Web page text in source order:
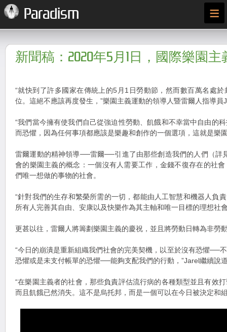
Paradism ≡
新聞稿：2020年5月1日，國際樂園主
“就快到了許多國家在傳統上的5月1日勞動節，然而數百萬名處
位。這絕不應該再度發生，”樂園主義運動的領導人暨雷爾人指導員
“我們當今擁有使我們自己從強迫性勞動、飢餓和不幸當中自由的
而恐懼，因為任何事項都應該是樂趣和創作的一個選項，這就是樂
雷爾運動的精神領導──雷爾──引進了由那些創造我們的人們（詳
會的樂園主義的概念：一個沒有人需要工作，金錢不復存在的社
們唯一想做的事物的社會。
“針對我們的生存和繁榮所需的一切，都能由人工智慧和機器人負
所有人完善其自由、安康以及快樂作為其主軸和唯一目標的理想社
更甚以往，雷爾人將籌劃樂園主義的慶祝，並且將勞動日轉為非勞
“今日的崩潰是重新組織我們社會的完美契機，以至於沒有恐懼──
恐懼或是未支付帳單的恐懼──能夠支配我們的行動，”Jarel繼續說
“在樂園主義者的社會，那些負責評估流行病的各種類型並且有效
而且飢餓已然消失。這不是烏托邦，而是一個可以在今日被決定和